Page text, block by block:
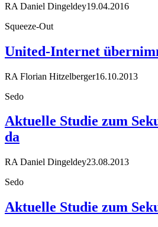
RA Daniel Dingeldey19.04.2016
Squeeze-Out
United-Internet
RA Florian Hitzelberger16.10.2013
Sedo
Aktuelle Studie zum
da
RA Daniel Dingeldey23.08.2013
Sedo
Aktuelle Studie zum